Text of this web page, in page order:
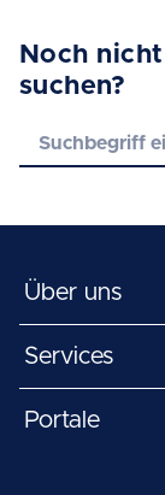
Noch
suchen?
Über uns
Services
Portale